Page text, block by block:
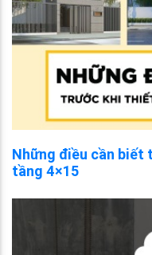
Những điều cần biết
tầng 4×15